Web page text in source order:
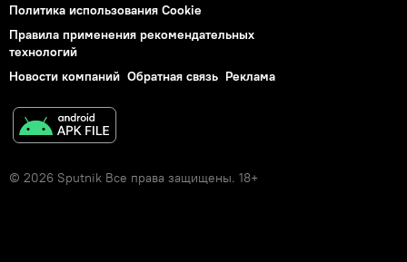
Политика использования Cookie
Правила применения рекомендательных
технологий
Новости компаний Обратная связь Реклама
© 2026 Sputnik Все права защищены. 18+